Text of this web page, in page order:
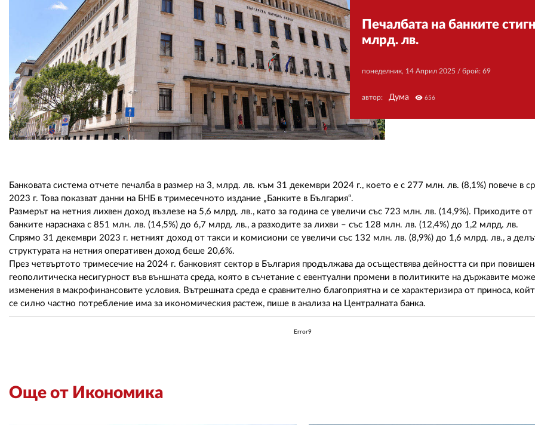
Печалбата на банките
млрд. лв.
понеделник, 14 Април 2025 / брой: 69
автор: Дума visibility656
Банковата система отчете печалба в размер на 3, млрд. лв. към 31 декември 2024 г., което е с 277 млн. лв. (8,1%) повече в
2023 г. Това показват данни на БНБ в тримесечното издание „Банките в България“.
Размерът на нетния лихвен доход възлезе на 5,6 млрд. лв., като за година се увеличи със 723 млн. лв. (14,9%). Приходите от
банките нараснаха с 851 млн. лв. (14,5%) до 6,7 млрд. лв., а разходите за лихви – със 128 млн. лв. (12,4%) до 1,2 млрд. лв.
Спрямо 31 декември 2023 г. нетният доход от такси и комисиони се увеличи със 132 млн. лв. (8,9%) до 1,6 млрд. лв., а
структурата на нетния оперативен доход беше 20,6%.
През четвъртото тримесечие на 2024 г. банковият сектор в България продължава да осъществява дейността си при
геополитическа несигурност във външната среда, която в съчетание с евентуални промени в политиките на държавите
изменения в макрофинансовите условия. Вътрешната среда е сравнително благоприятна и се характеризира от приноса,
се силно частно потребление има за икономическия растеж, пише в анализа на Централната банка.
Error9
Още от Икономика